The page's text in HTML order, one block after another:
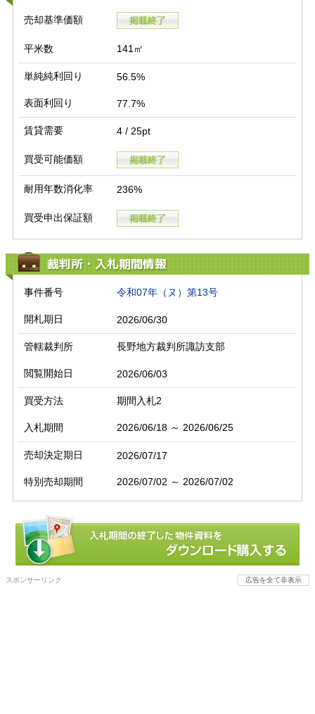
売却基準価額
平米数 141㎡
単純純利回り 56.5%
表面利回り 77.7%
賃貸需要 4 / 25pt
買受可能価額
耐用年数消化率 236%
買受申出保証額
裁判所・入札期間情報
事件番号 令和07年（ヌ）第13号
開札期日 2026/06/30
管轄裁判所 長野地方裁判所諏訪支部
閲覧開始日 2026/06/03
買受方法 期間入札2
入札期間 2026/06/18 ～ 2026/06/25
売却決定期日 2026/07/17
特別売却期間 2026/07/02 ～ 2026/07/02
スポンサーリンク 広告を全て非表示